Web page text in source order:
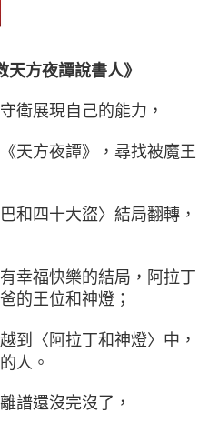
天方夜譚說書人》
衛展現自己的能力，
天方夜譚》，尋找被魔王
和四十大盜〉結局翻轉，
幸福快樂的結局，阿拉丁
的王位和神燈；
到〈阿拉丁和神燈〉中，
人。
譜還沒完沒了，